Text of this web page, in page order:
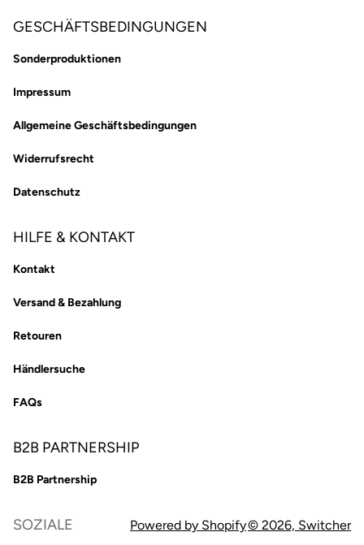
GESCHÄFTSBEDINGUNGEN
Sonderproduktionen
Impressum
Allgemeine Geschäftsbedingungen
Widerrufsrecht
Datenschutz
HILFE & KONTAKT
Kontakt
Versand & Bezahlung
Retouren
Händlersuche
FAQs
B2B PARTNERSHIP
B2B Partnership
SOZIALE Powered by Shopify© 2026, Switcher